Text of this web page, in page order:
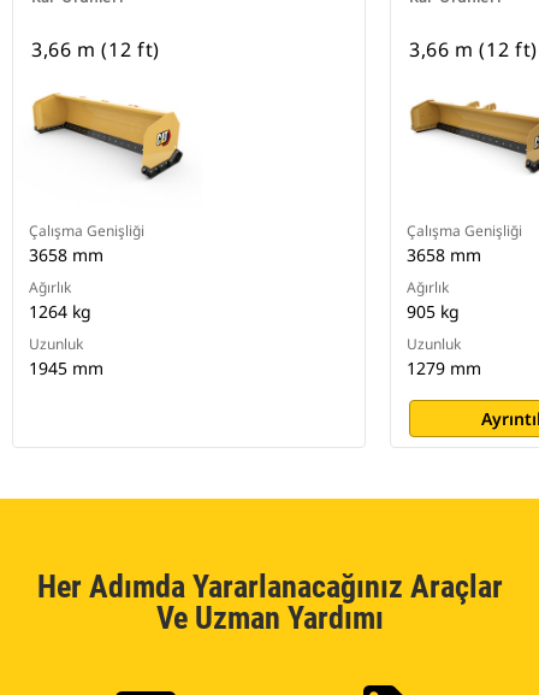
3,66 m (12 ft)
Çalışma Genişliği
3658 mm
Ağırlık
1264 kg
Uzunluk
1945 mm
3,66 m (12 ft)
Çalışma Genişliği
3658 mm
Ağırlık
905 kg
Uzunluk
1279 mm
Her Adımda Yararlanacağınız Araçlar
Ve Uzman Yardımı